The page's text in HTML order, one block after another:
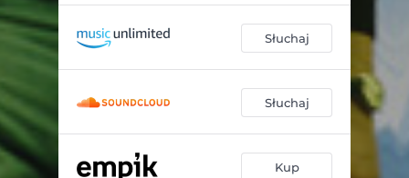
Słuchaj
Słuchaj
Kup